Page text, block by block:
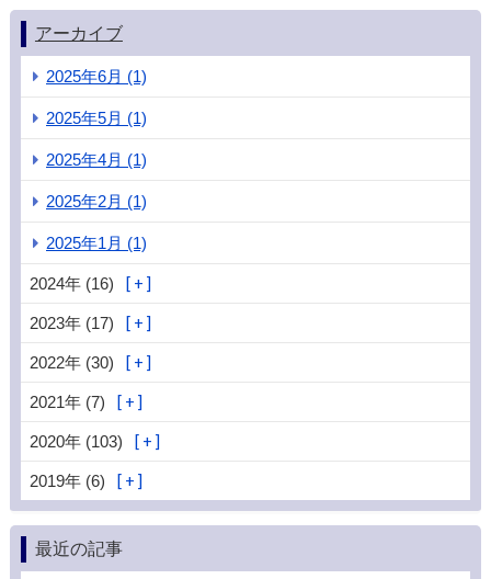
アーカイブ
2025年6月 (1)
2025年5月 (1)
2025年4月 (1)
2025年2月 (1)
2025年1月 (1)
2024年 (16)
2023年 (17)
2022年 (30)
2021年 (7)
2020年 (103)
2019年 (6)
最近の記事